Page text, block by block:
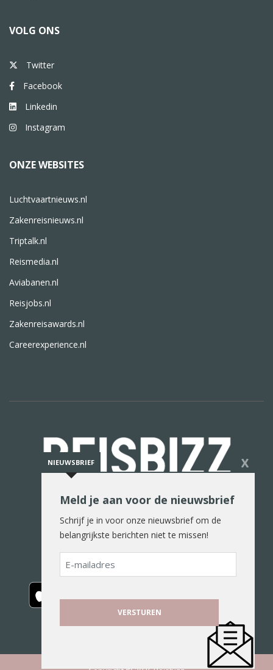
VOLG ONS
Twitter
Facebook
Linkedin
Instagram
ONZE WEBSITES
Luchtvaartnieuws.nl
Zakenreisnieuws.nl
Triptalk.nl
Reismedia.nl
Aviabanen.nl
Reisjobs.nl
Zakenreisawards.nl
Careerexperience.nl
De reiswereld in woord en beeld
NIEUWSBRIEF X
Meld je aan voor de nieuwsbrief
Schrijf je in voor onze nieuwsbrief om de
belangrijkste berichten niet te missen!
E-
mailadres